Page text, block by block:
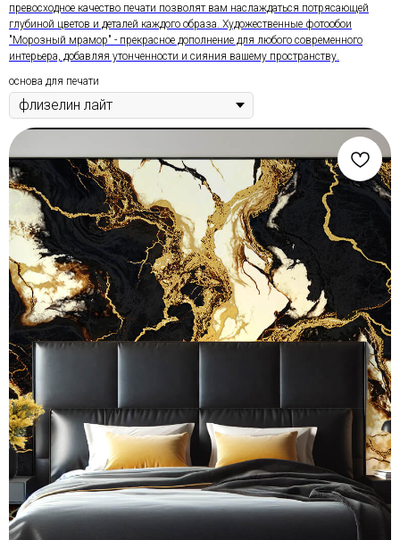
превосходное качество печати позволят вам наслаждаться потрясающей
глубиной цветов и деталей каждого образа. Художественные фотообои
"Морозный мрамор" - прекрасное дополнение для любого современного
интерьера, добавляя утонченности и сияния вашему пространству.
основа для печати